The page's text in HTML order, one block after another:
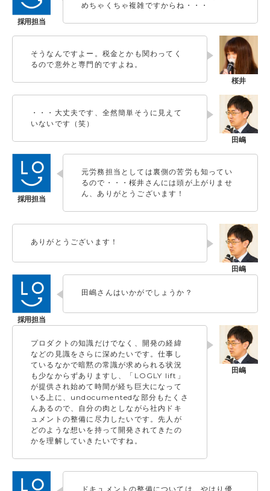
めちゃくちゃ複雑ですからね・・・
そうなんですよー。税金とかも関わってく
るので意外と専門的ですよね。
・・・大丈夫です、全然簡単そうに見えて
いないです（笑）
元労務担当としては裏側の苦労も知ってい
るので・・・桜井さんには頭が上がりませ
ん、ありがとうございます！
ありがとうございます！
田嶋さんはいかがでしょうか？
プロダクトの知識だけでなく、開発の経緯
などの見識をさらに深めたいです。仕事し
ているなかで暗黙の常識が求められる状況
も少なからずありますし、「LOGLY lift」
が提供され始めて時間が経ち巨大になって
いる上に、undocumentedな部分もたくさ
んあるので、自分の肉としながら社内ドキ
ュメントの整備に尽力したいです。先人が
どのような想いを持って開発されてきたの
かを理解していきたいですね。
ドキュメントの整備については、やはり優